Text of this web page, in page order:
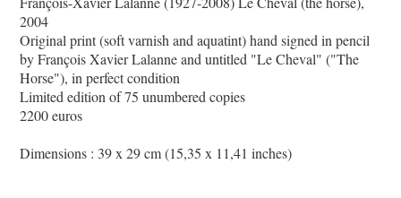
2004
Original print (soft varnish and aquatint) hand signed in pencil
by François Xavier Lalanne and untitled "Le Cheval" ("The
Horse"), in perfect condition
Limited edition of 75 unumbered copies
2200 euros
Dimensions : 39 x 29 cm (15,35 x 11,41 inches)